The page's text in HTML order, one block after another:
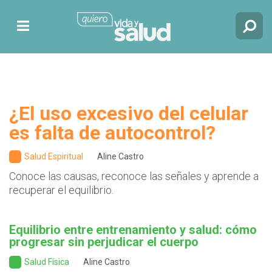
¿El uso excesivo del celular
es falta de autocontrol?
Salud Espiritual Aline Castro
Conoce las causas, reconoce las señales y aprende a
recuperar el equilibrio.
Equilibrio entre entrenamiento y salud: cómo
progresar sin perjudicar el cuerpo
Salud Física Aline Castro